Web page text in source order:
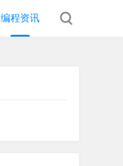
编程资讯